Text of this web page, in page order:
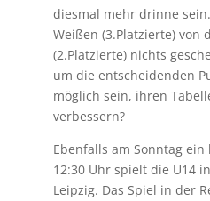
diesmal mehr drinne
Weißen (3.Platzierte) von
(2.Platzierte) nichts
um die entscheidenden
möglich sein, ihren
verbessern?
Ebenfalls am Sonntag
12:30 Uhr spielt die U14
Leipzig. Das Spiel in der